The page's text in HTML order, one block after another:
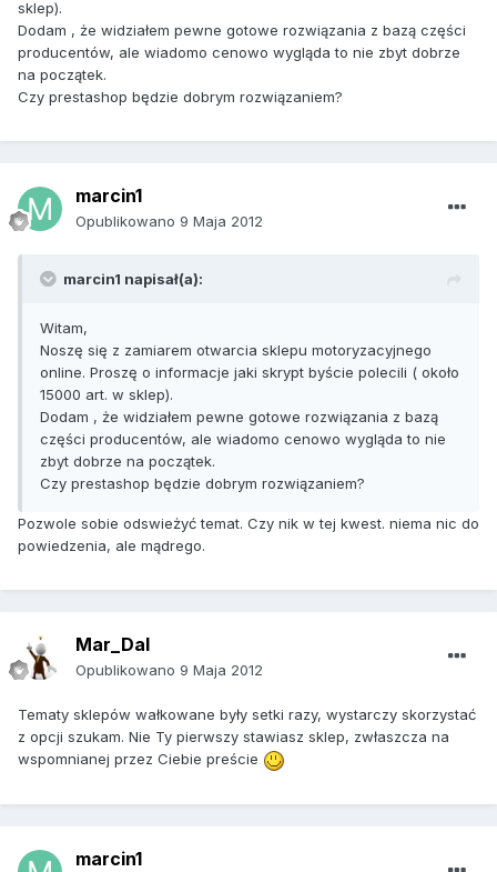
sklep).
Dodam , że widziałem pewne gotowe rozwiązania z bazą części
producentów, ale wiadomo cenowo wygląda to nie zbyt dobrze
na początek.
Czy prestashop będzie dobrym rozwiązaniem?
marcin1
Opublikowano 9 Maja 2012
marcin1 napisał(a):
Witam,
Noszę się z zamiarem otwarcia sklepu motoryzacyjnego
online. Proszę o informacje jaki skrypt byście polecili ( około
15000 art. w sklep).
Dodam , że widziałem pewne gotowe rozwiązania z bazą
części producentów, ale wiadomo cenowo wygląda to nie
zbyt dobrze na początek.
Czy prestashop będzie dobrym rozwiązaniem?
Pozwole sobie odswieżyć temat. Czy nik w tej kwest. niema nic do
powiedzenia, ale mądrego.
Mar_Dal
Opublikowano 9 Maja 2012
Tematy sklepów wałkowane były setki razy, wystarczy skorzystać
z opcji szukam. Nie Ty pierwszy stawiasz sklep, zwłaszcza na
wspomnianej przez Ciebie preście
marcin1